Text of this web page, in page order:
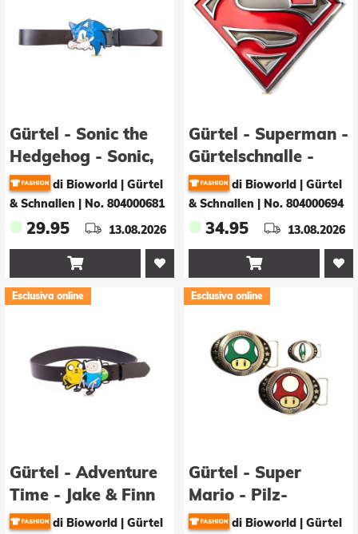
Gürtel - Sonic the
Hedgehog - Sonic,
the Hedgehog
di Bioworld | Gürtel
& Schnallen
No. 804000681
29.95 13.08.2026

Gürtel - Superman -
Gürtelschnalle -
Logo di Bioworld | Gürtel
& Schnallen
No. 804000694
34.95 13.08.2026

Esclusiva online
Gürtel - Adventure
Time - Jake & Finn
di Bioworld | Gürtel
Esclusiva online
Gürtel - Super
Mario - Pilz-
Gürtelschnalle
di Bioworld | Gürtel